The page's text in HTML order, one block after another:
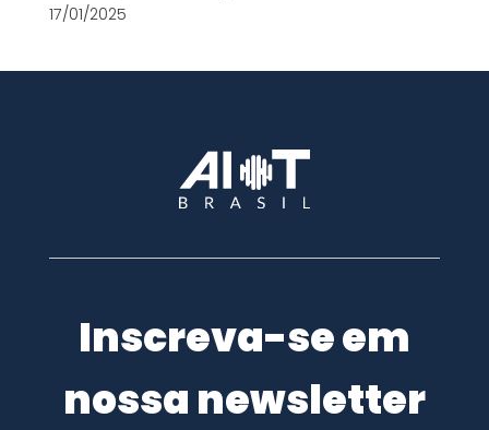
17/01/2025
Inscreva-se em
nossa newsletter